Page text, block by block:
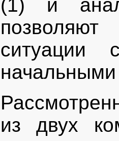
(1) и
ситуации
начальными
из двух